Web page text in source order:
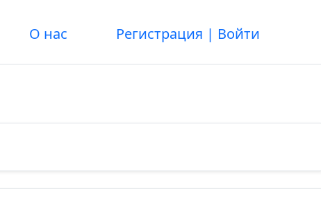
О нас Регистрация | Войти